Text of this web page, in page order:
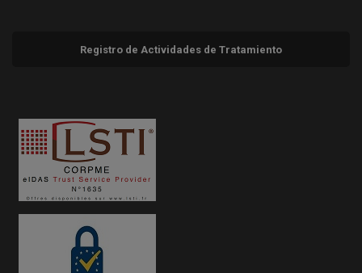
Registro de Actividades de Tratamiento